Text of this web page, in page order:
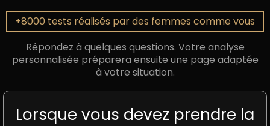
+8000 tests réalisés par des femmes comme vous
Répondez à quelques questions. Votre analyse
personnalisée préparera ensuite une page adaptée
à votre situation.
Lorsque vous devez prendre la